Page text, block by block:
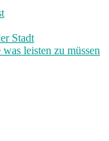
Stadt
leisten zu müssen